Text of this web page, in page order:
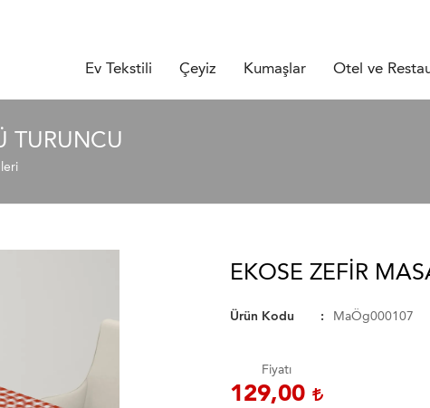
Ev Tekstili Çeyiz Kumaşlar Otel ve
TURUNCU
EKOSE ZEFIR
Ürün Kodu MaÖg000107
Fiyatı
129,00